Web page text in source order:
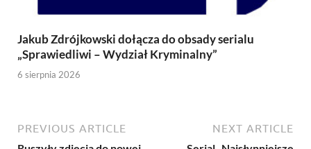
Jakub Zdrójkowski dołącza do obsady serialu
„Sprawiedliwi – Wydział Kryminalny”
6 sierpnia 2026
PREVIOUS ARTICLE NEXT ARTICLE